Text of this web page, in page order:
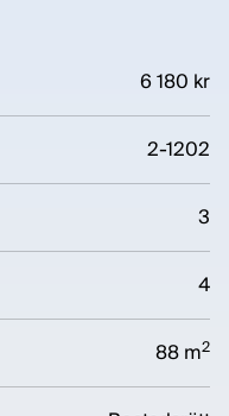
6 180 kr
2-1202
3
4
88 m2